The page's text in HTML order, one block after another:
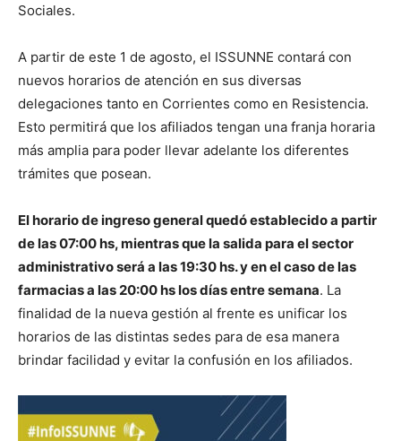
Sociales.
A partir de este 1 de agosto, el ISSUNNE contará con
nuevos horarios de atención en sus diversas
delegaciones tanto en Corrientes como en Resistencia.
Esto permitirá que los afiliados tengan una franja horaria
más amplia para poder llevar adelante los diferentes
trámites que posean.
El horario de ingreso general quedó establecido a partir
de las 07:00 hs, mientras que la salida para el sector
administrativo será a las 19:30 hs. y en el caso de las
farmacias a las 20:00 hs los días entre semana. La
finalidad de la nueva gestión al frente es unificar los
horarios de las distintas sedes para de esa manera
brindar facilidad y evitar la confusión en los afiliados.